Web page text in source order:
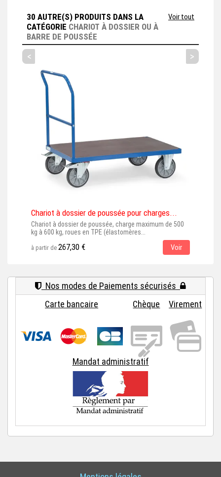
que vous avez sélectionné. Cet
accessoire est couramment...
30 AUTRE(S) PRODUITS DANS LA
CATÉGORIE CHARIOT À DOSSIER OU À
BARRE DE POUSSÉE
Voir tout
< >
Chariot à dossier de poussée pour charges...
Chariot à dossier de poussée, charge maximum de 500
kg à 600 kg, roues en TPE (élastomères...
à partir de 267,30 € Voir
Nos modes de Paiements sécurisés
Carte bancaire
Chèque Virement
Mandat administratif